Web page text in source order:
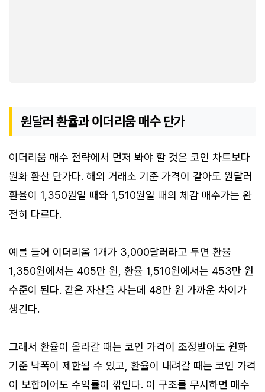
원달러 환율과 이더리움 매수 단가
이더리움 매수 전략에서 먼저 봐야 할 것은 코인 차트보다
원화 환산 단가다. 해외 거래소 기준 가격이 같아도 원달러
환율이 1,350원일 때와 1,510원일 때의 체감 매수가는 완
전히 다르다.
예를 들어 이더리움 1개가 3,000달러라고 두면 환율
1,350원에서는 405만 원, 환율 1,510원에서는 453만 원
수준이 된다. 같은 자산을 사는데 48만 원 가까운 차이가
생긴다.
그래서 환율이 올라갈 때는 코인 가격이 조정받아도 원화
기준 낙폭이 제한될 수 있고, 환율이 내려갈 때는 코인 가격
이 보합이어도 수익률이 깎인다. 이 구조를 무시하면 매수